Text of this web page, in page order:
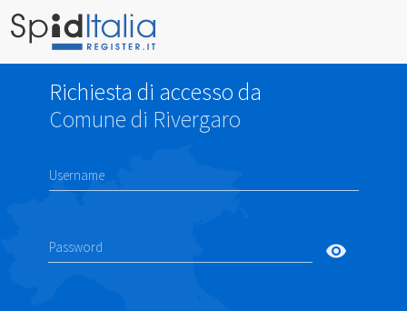
Richiesta di accesso da
Comune di Rivergaro
Username
Password visibility